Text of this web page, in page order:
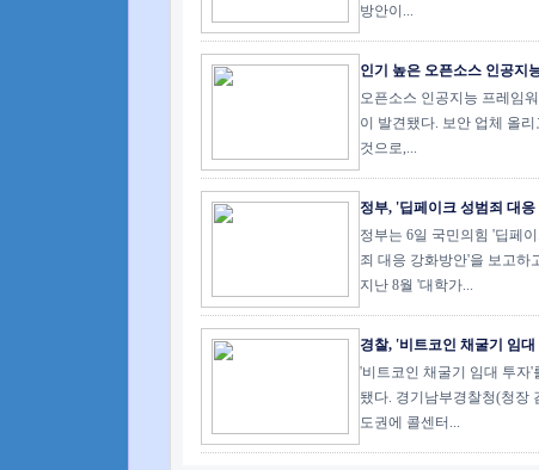
방안이...
인기 높은 오픈소스 인공지
오픈소스 인공지능 프레임
이 발견됐다. 보안 업체 올
것으로,...
정부, '딥페이크 성범죄 대
정부는 6일 국민의힘 '딥페
죄 대응 강화방안'을 보고하
지난 8월 '대학가...
경찰, '비트코인 채굴기 임
'비트코인 채굴기 임대 투자'
됐다. 경기남부경찰청(청장
도권에 콜센터...